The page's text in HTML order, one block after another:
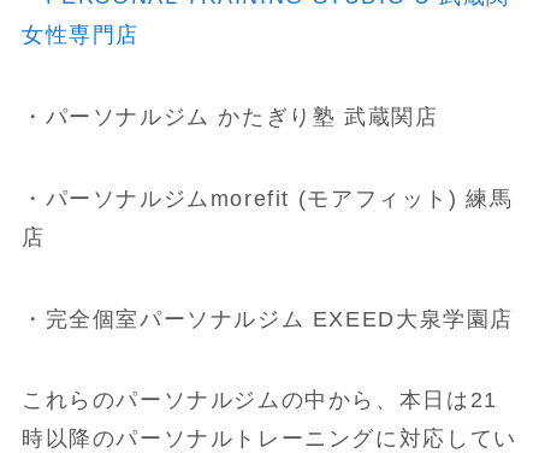
女性専門店
・パーソナルジム かたぎり塾 武蔵関店
・パーソナルジムmorefit (モアフィット) 練馬
店
・完全個室パーソナルジム EXEED大泉学園店
これらのパーソナルジムの中から、本日は21
時以降のパーソナルトレーニングに対応してい